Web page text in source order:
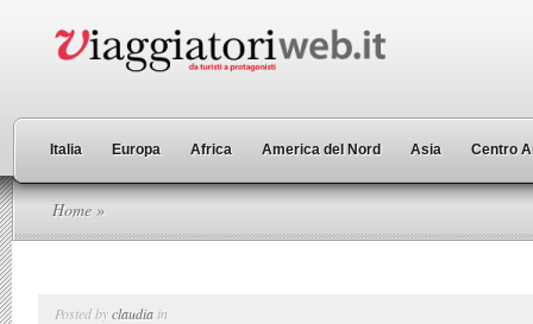
Italia Europa Africa America del Nord Asia Centro
Home »
Posted byclaudia in